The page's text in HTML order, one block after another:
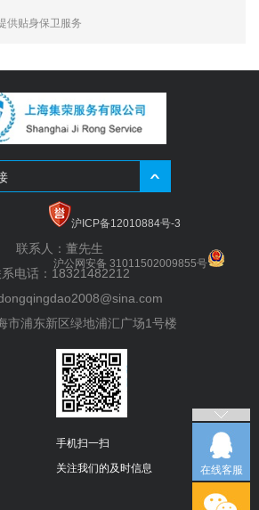
供贴身保卫服务
沪ICP备12010884号-3
沪公网安备 31011502009855号
联系人：董先生
电话：18321482212
市浦东新区绿地浦汇广场1号楼
手机扫一扫
关注我们的及时信息
在线客服